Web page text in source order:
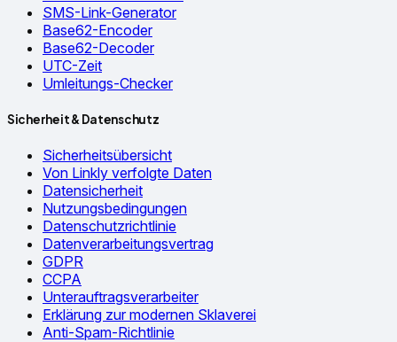
SMS-Link-Generator
Base62-Encoder
Base62-Decoder
UTC-Zeit
Umleitungs-Checker
Sicherheit & Datenschutz
Sicherheitsübersicht
Von Linkly verfolgte Daten
Datensicherheit
Nutzungsbedingungen
Datenschutzrichtlinie
Datenverarbeitungsvertrag
GDPR
CCPA
Unterauftragsverarbeiter
Erklärung zur modernen Sklaverei
Anti-Spam-Richtlinie